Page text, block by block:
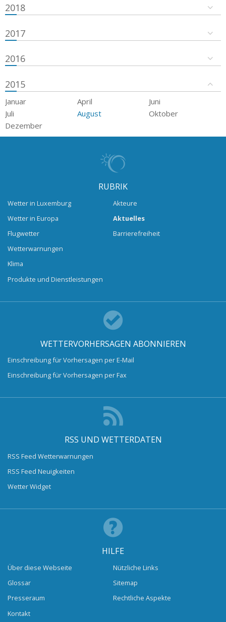
2018
2017
2016
2015
Januar April
Juni
Juli
August
Oktober
Dezember
RUBRIK
Wetter in Luxemburg
Wetter in Europa
Flugwetter
Wetterwarnungen
Klima
Produkte und Dienstleistungen
Akteure
Aktuelles
Barrierefreiheit
WETTERVORHERSAGEN ABONNIEREN
Einschreibung für Vorhersagen per E-Mail
Einschreibung für Vorhersagen per Fax
RSS UND WETTERDATEN
RSS Feed Wetterwarnungen
RSS Feed Neuigkeiten
Wetter Widget
HILFE
Über diese Webseite
Glossar
Presseraum
Kontakt
Nützliche Links
Sitemap
Rechtliche Aspekte